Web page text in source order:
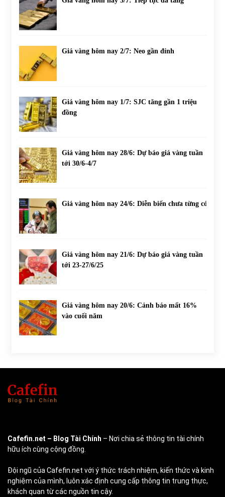
Giá vàng hôm nay 2/7: Neo gần đỉnh
Giá vàng hôm nay 1/7: SJC tăng gần 1 triệu
đồng
Giá vàng hôm nay 28/6: Dự báo giá vàng tuần
tới 30/6-4/7
Giá vàng hôm nay 24/6: Diễn biến chưa từng có
Giá vàng hôm nay 21/6: Dự báo giá vàng tuần
tới 23-27/6/25
Giá vàng hôm nay 20/6: Cảnh báo mất 16%
vào cuối năm
Cafefin.net – Blog Tài Chính – Nơi chia sẻ thông tin tài chính
hữu ích cùng cộng đồng.
Đội ngũ của Cafefin.net với ý thức trách nhiệm, kiến thức và kinh
nghiệm của mình, luôn xác định cung cấp thông tin trung thực,
khách quan từ các nguồn tin cậy.